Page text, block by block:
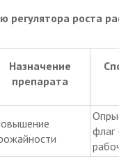
роста
Назначение
препарата
флаг